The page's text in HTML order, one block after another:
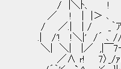
/ |＼ﾄ、 !
／ ! | |＞ ､ ｲ
/ ／.| | / _｀ｱTこ
.| /'! !＼|' /´ ､ //
＼| ＼| |／ ,|
／∧ r! 7〉_/ｧｒ